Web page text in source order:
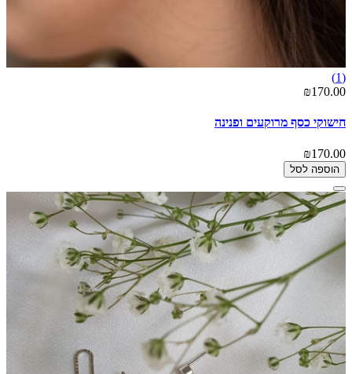
(1)
₪170.00
חישוקי כסף מרוקעים ופנינה
₪170.00
הוספה לסל